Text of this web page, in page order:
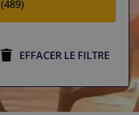
(489)
EFFACER LE FILTRE